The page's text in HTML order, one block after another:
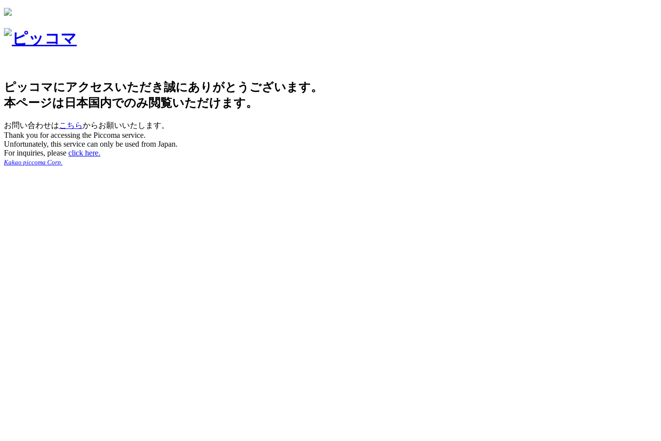
ピッコマにアクセスいただき誠にありがとうございます。
本ページは日本国内でのみ閲覧いただけます。
お問い合わせはこちらからお願いいたします。
Thank you for accessing the Piccoma service.
Unfortunately, this service can only be used from Japan.
For inquiries, please click here.
Kakao piccoma Corp.